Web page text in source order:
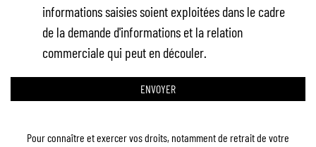
informations saisies soient exploitées dans le cadre
de la demande d'informations et la relation
commerciale qui peut en découler.
ENVOYER
Pour connaître et exercer vos droits, notamment de retrait de votre